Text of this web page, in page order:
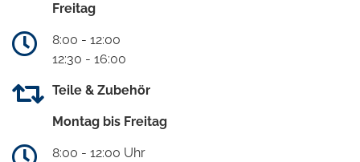
Freitag
8:00 - 12:00
12:30 - 16:00
Teile & Zubehör
Montag bis Freitag
8:00 - 12:00 Uhr